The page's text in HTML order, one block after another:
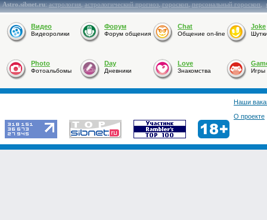
Astro.sibnet.ru:астрология,астрологический прогноз,гороскоп,персональный гороскоп,
Видео
Видеоролики
Форум
Форум общения
Chat
Общение on-line
Joke
Photo
Фотоальбомы
Day
Дневники
Love
Знакомства Игры
Наши
О проекте